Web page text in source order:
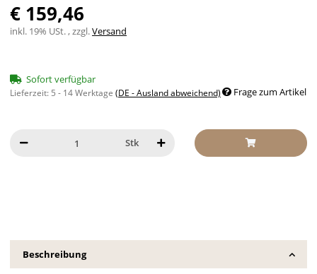
€ 159,46
inkl. 19% USt. , zzgl.Versand
Sofort verfügbar
Lieferzeit: 5 - 14 Werktage (DE - Ausland abweichend) Frage zum Artikel
Stk
Beschreibung